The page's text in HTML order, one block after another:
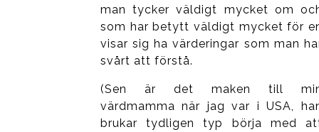
man tycker väldigt mycket om
som har betytt väldigt mycket för
visar sig ha värderingar som man
svårt att förstå.
(Sen är det maken till
värdmamma när jag var i USA,
brukar tydligen typ börja med